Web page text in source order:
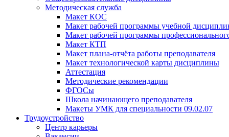
Методическая служба
Макет КОС
Макет рабочей программы учебной
Макет рабочей программы
Макет КТП
Макет плана-отчёта работы преподавателя
Макет технологической карты дисциплины
Аттестация
Методические рекомендации
ФГОСы
Школа начинающего преподавателя
Макеты УМК для специальности 09.02.07
Трудоустройство
Центр карьеры